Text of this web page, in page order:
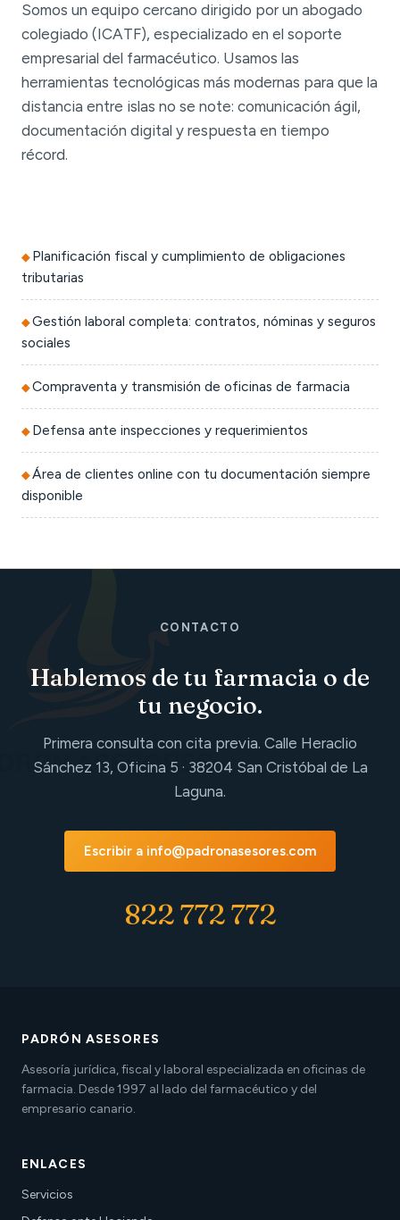
Somos un equipo cercano dirigido por un abogado
colegiado (ICATF), especializado en el soporte
empresarial del farmacéutico. Usamos las
herramientas tecnológicas más modernas para que la
distancia entre islas no se note: comunicación ágil,
documentación digital y respuesta en tiempo
récord.
Planificación fiscal y cumplimiento de obligaciones
tributarias
Gestión laboral completa: contratos, nóminas y seguros
sociales
Compraventa y transmisión de oficinas de farmacia
Defensa ante inspecciones y requerimientos
Área de clientes online con tu documentación siempre
disponible
CONTACTO
Hablemos de tu farmacia o de
tu negocio.
Primera consulta con cita previa. Calle Heraclio
Sánchez 13, Oficina 5 · 38204 San Cristóbal de La
Laguna.
Escribir a info@padronasesores.com
822 772 772
PADRÓN ASESORES
Asesoría jurídica, fiscal y laboral especializada en oficinas de
farmacia. Desde 1997 al lado del farmacéutico y del
empresario canario.
ENLACES
Servicios